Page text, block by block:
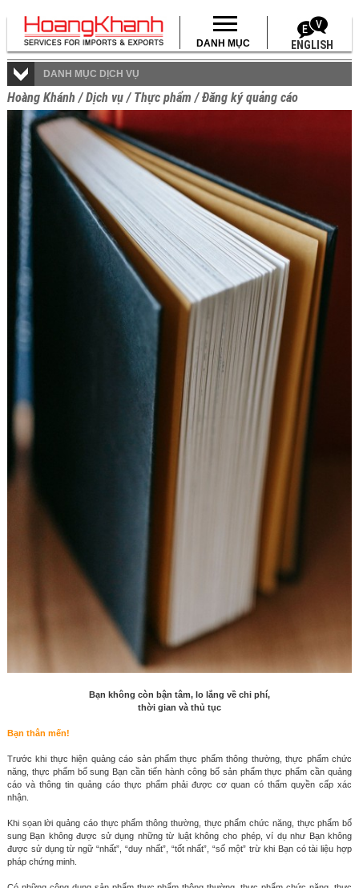
DANH MỤC ENGLISH
DANH MỤC DỊCH VỤ
Hoàng Khánh /Dịch vụ / Thực phẩm /Đăng ký quảng cáo
Bạn không còn bận tâm, lo lắng về chi phí,
thời gian và thủ tục
Bạn thân mến!
Trước khi thực hiện quảng cáo sản phẩm thực phẩm thông thường, thực phẩm chức
năng, thực phẩm bổ sung Bạn cần tiến hành công bố sản phẩm thực phẩm cần quảng
cáo và thông tin quảng cáo thực phẩm phải được cơ quan có thẩm quyền cấp xác
nhận.
Khi sọan lời quảng cáo thực phẩm thông thường, thực phẩm chức năng, thực phẩm bổ
sung Bạn không được sử dụng những từ luật không cho phép, ví dụ như Bạn không
được sử dụng từ ngữ “nhất”, “duy nhất”, “tốt nhất”, “số một” trừ khi Bạn có tài liệu hợp
pháp chứng minh.